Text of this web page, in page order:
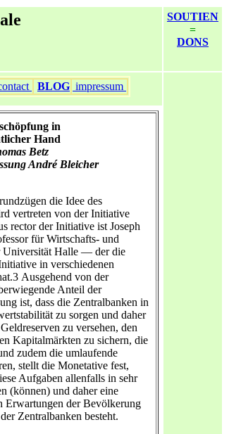
SOUTIEN
=
DONS
BLOG impressum
in
Hand
Betz
André Bleicher
die Idee des
vertreten von der Initiative
rector der Initiative ist Joseph
für Wirtschafts- und
Universität Halle — der die
in verschiedenen
Ausgehend von der
Anteil der
ist, dass die Zentralbanken in
zu sorgen und daher
zu versehen, den
Kapitalmärkten zu sichern, die
zudem die umlaufende
stellt die Monetative fest,
Aufgaben allenfalls in sehr
(können) und daher eine
Erwartungen der Bevölkerung
Zentralbanken besteht.